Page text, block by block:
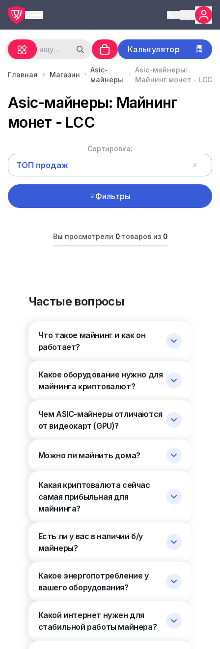
Калькулятор
Главная Магазин
Asic-
майнеры
Asic-майнеры:
Майнинг монет - LCC
Asic-майнеры: Майнинг
монет - LCC
Сортировка:
ТОП продаж
Фильтры
Вы просмотрели 0товаров из 0
Частые вопросы
Что такое майнинг и как он
работает?
Какое оборудование нужно для
майнинга криптовалют?
Чем ASIC-майнеры отличаются
от видеокарт (GPU)?
Можно ли майнить дома?
Какая криптовалюта сейчас
самая прибыльная для
майнинга?
Есть ли у вас в наличии б/у
майнеры?
Какое энергопотребление у
вашего оборудования?
Какой интернет нужен для
стабильной работы майнера?